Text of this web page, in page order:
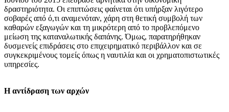
δραστηριότητα. Οι επιπτώσεις φαίνεται ότι υπήρξαν λιγότερο
σοβαρές από ό,τι αναμενόταν, χάρη στη θετική συμβολή των
καθαρών εξαγωγών και τη μικρότερη από το προβλεπόμενο
μείωση της καταναλωτικής δαπάνης. Όμως, παρατηρήθηκαν
δυσμενείς επιδράσεις στο επιχειρηματικό περιβάλλον και σε
συγκεκριμένους τομείς όπως η ναυτιλία και οι χρηματοπιστωτικές
υπηρεσίες.
Η αντίδραση των αρχών